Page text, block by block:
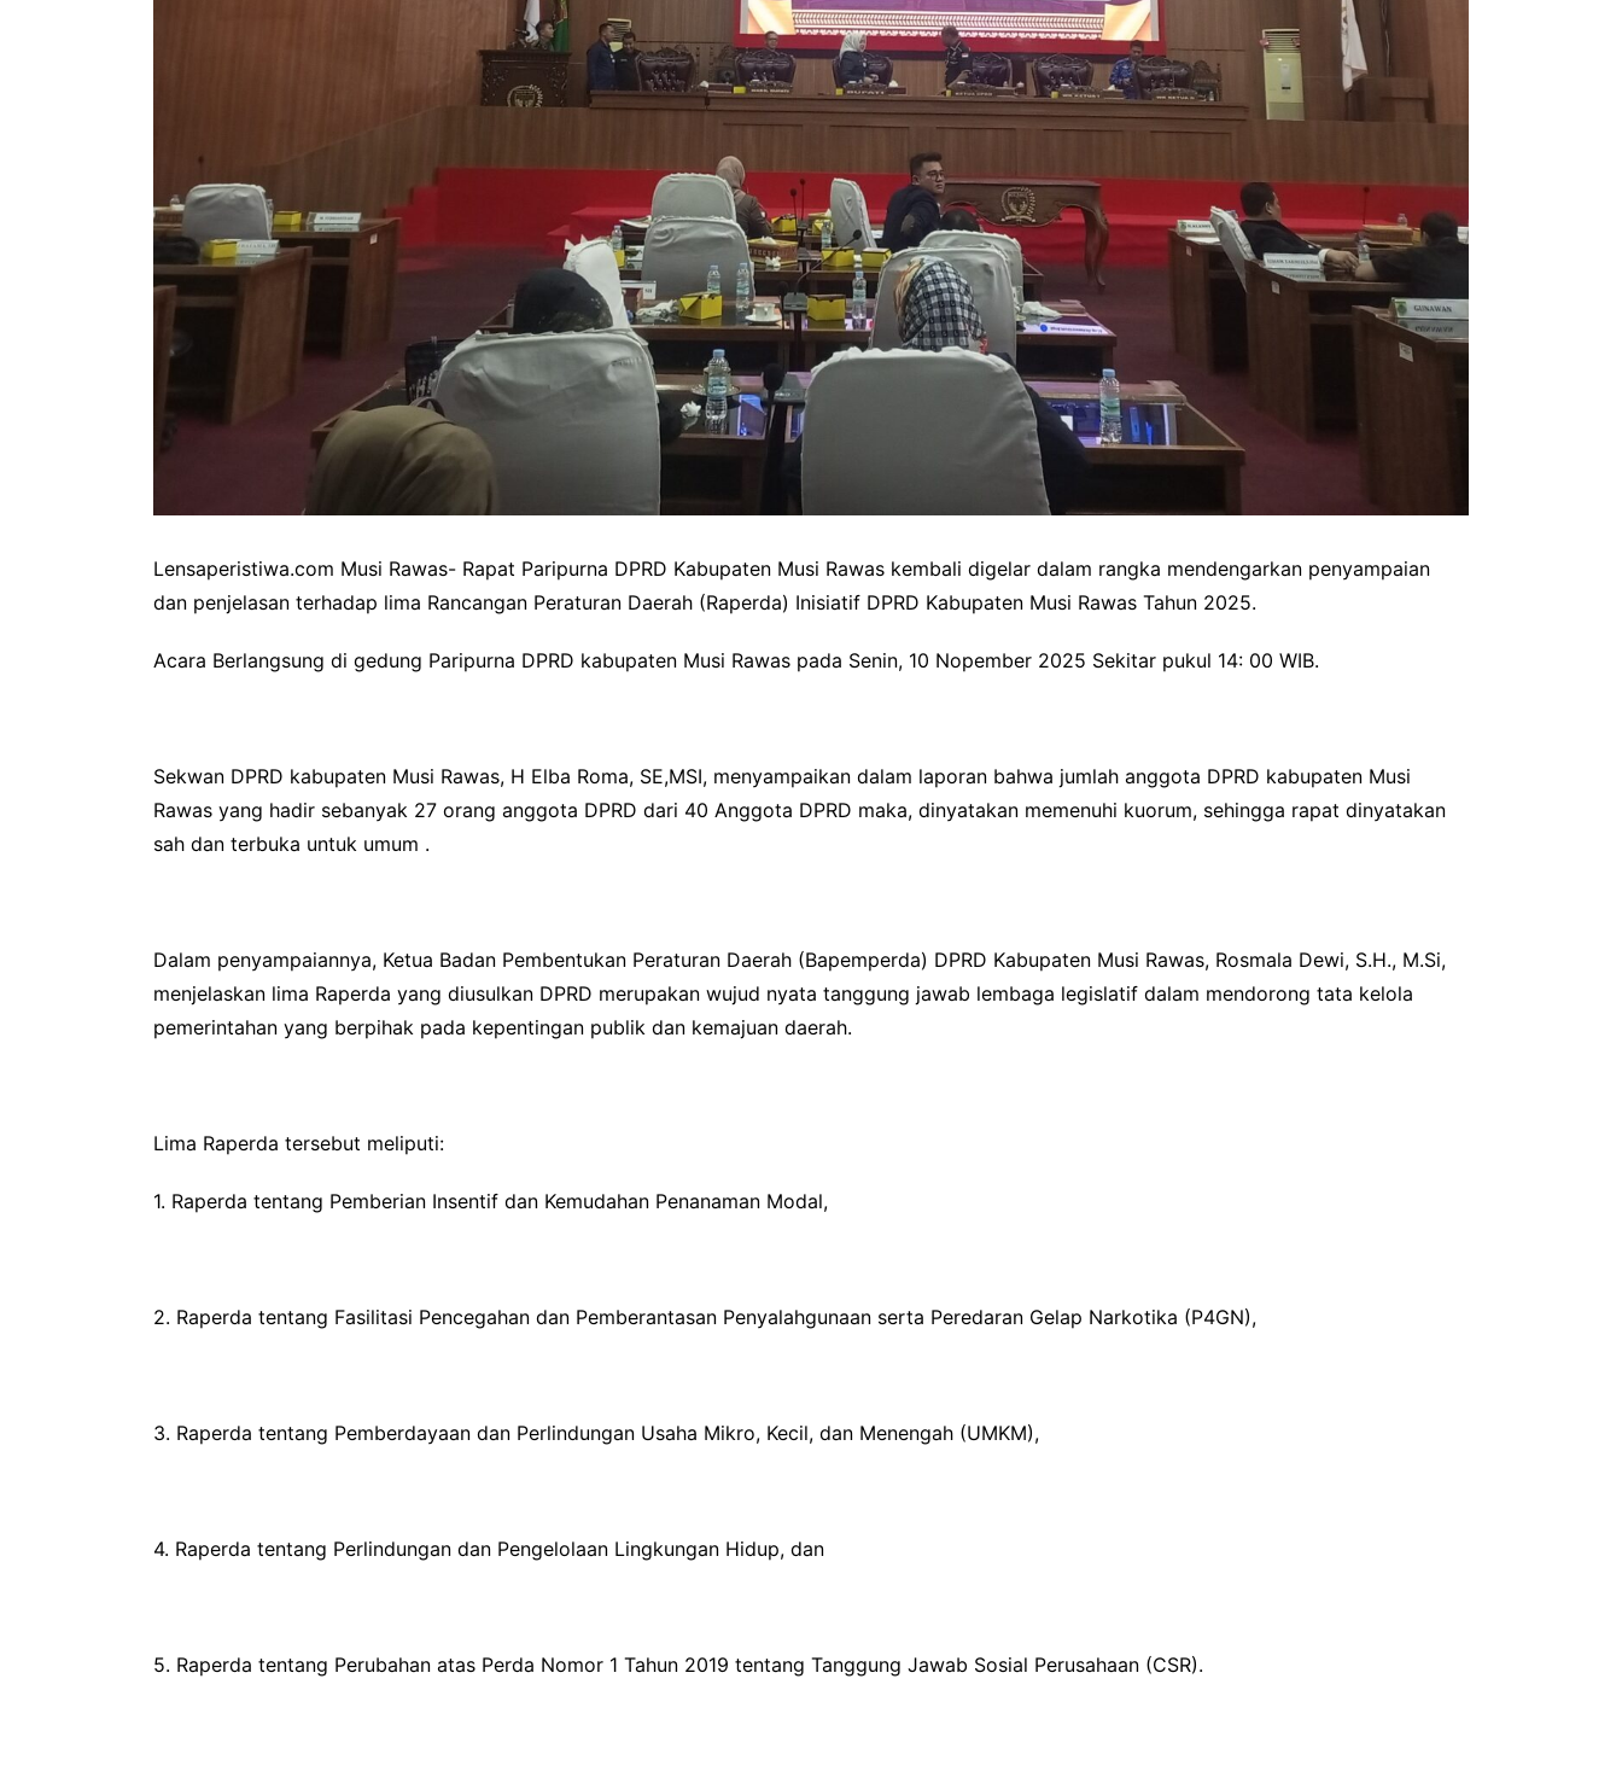
Lensaperistiwa.com Musi Rawas- Rapat Paripurna DPRD Kabupaten Musi Rawas kembali digelar dalam rangka mendengarkan penyampaian
dan penjelasan terhadap lima Rancangan Peraturan Daerah (Raperda) Inisiatif DPRD Kabupaten Musi Rawas Tahun 2025.
Acara Berlangsung di gedung Paripurna DPRD kabupaten Musi Rawas pada Senin, 10 Nopember 2025 Sekitar pukul 14: 00 WIB.
Sekwan DPRD kabupaten Musi Rawas, H Elba Roma, SE,MSI, menyampaikan dalam laporan bahwa jumlah anggota DPRD kabupaten Musi
Rawas yang hadir sebanyak 27 orang anggota DPRD dari 40 Anggota DPRD maka, dinyatakan memenuhi kuorum, sehingga rapat dinyatakan
sah dan terbuka untuk umum .
Dalam penyampaiannya, Ketua Badan Pembentukan Peraturan Daerah (Bapemperda) DPRD Kabupaten Musi Rawas, Rosmala Dewi, S.H., M.Si,
menjelaskan lima Raperda yang diusulkan DPRD merupakan wujud nyata tanggung jawab lembaga legislatif dalam mendorong tata kelola
pemerintahan yang berpihak pada kepentingan publik dan kemajuan daerah.
Lima Raperda tersebut meliputi:
1. Raperda tentang Pemberian Insentif dan Kemudahan Penanaman Modal,
2. Raperda tentang Fasilitasi Pencegahan dan Pemberantasan Penyalahgunaan serta Peredaran Gelap Narkotika (P4GN),
3. Raperda tentang Pemberdayaan dan Perlindungan Usaha Mikro, Kecil, dan Menengah (UMKM),
4. Raperda tentang Perlindungan dan Pengelolaan Lingkungan Hidup, dan
5. Raperda tentang Perubahan atas Perda Nomor 1 Tahun 2019 tentang Tanggung Jawab Sosial Perusahaan (CSR).